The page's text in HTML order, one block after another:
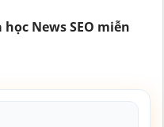
học News SEO miễn